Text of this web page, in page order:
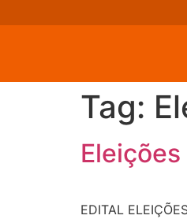
Tag:
EDITAL